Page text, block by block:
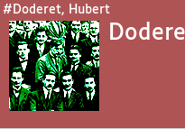
#Doderet, Hubert